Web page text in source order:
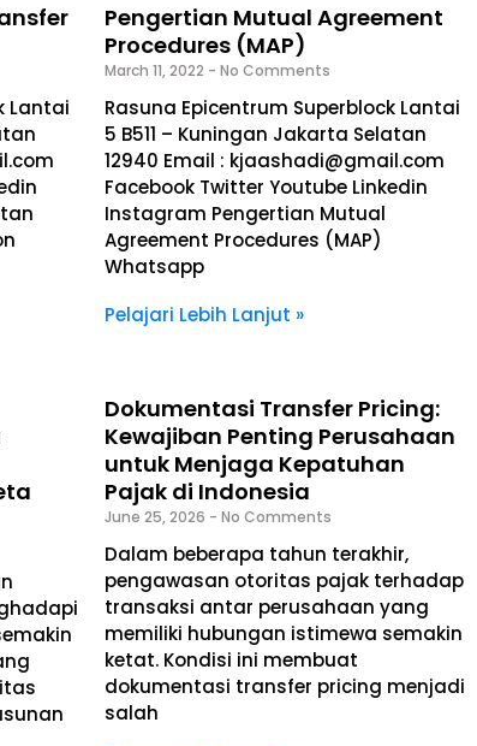
Lantai
Pengertian Mutual Agreement
Procedures (MAP)
March 11, 2022 No Comments
Rasuna Epicentrum Superblock Lantai
5 B511 – Kuningan Jakarta Selatan
12940 Email : kjaashadi@gmail.com
Facebook Twitter Youtube Linkedin
Instagram Pengertian Mutual
Agreement Procedures (MAP)
Whatsapp
Pelajari Lebih Lanjut »
Dokumentasi Transfer Pricing:
Kewajiban Penting Perusahaan
untuk Menjaga Kepatuhan
Pajak di Indonesia
June 25, 2026 No Comments
Dalam beberapa tahun terakhir,
pengawasan otoritas pajak terhadap
transaksi antar perusahaan yang
memiliki hubungan istimewa semakin
ketat. Kondisi ini membuat
dokumentasi transfer pricing menjadi
salah